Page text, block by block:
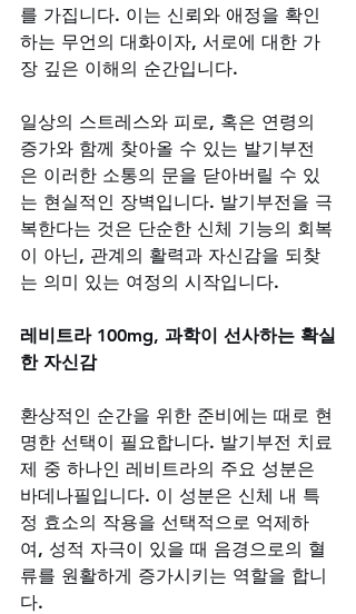
를 가집니다. 이는 신뢰와 애정을 확인
하는 무언의 대화이자, 서로에 대한 가
장 깊은 이해의 순간입니다.
일상의 스트레스와 피로, 혹은 연령의
증가와 함께 찾아올 수 있는 발기부전
은 이러한 소통의 문을 닫아버릴 수 있
는 현실적인 장벽입니다. 발기부전을 극
복한다는 것은 단순한 신체 기능의 회복
이 아닌, 관계의 활력과 자신감을 되찾
는 의미 있는 여정의 시작입니다.
레비트라 100mg, 과학이 선사하는 확실
한 자신감
환상적인 순간을 위한 준비에는 때로 현
명한 선택이 필요합니다. 발기부전 치료
제 중 하나인 레비트라의 주요 성분은
바데나필입니다. 이 성분은 신체 내 특
정 효소의 작용을 선택적으로 억제하
여, 성적 자극이 있을 때 음경으로의 혈
류를 원활하게 증가시키는 역할을 합니
다.